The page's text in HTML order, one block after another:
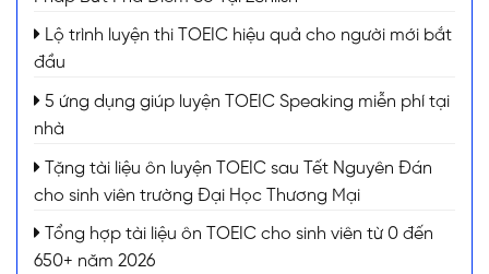
Lộ trình luyện thi TOEIC hiệu quả cho người mới bắt
đầu
5 ứng dụng giúp luyện TOEIC Speaking miễn phí tại
nhà
Tặng tài liệu ôn luyện TOEIC sau Tết Nguyên Đán
cho sinh viên trường Đại Học Thương Mại
Tổng hợp tài liệu ôn TOEIC cho sinh viên từ 0 đến
650+ năm 2026